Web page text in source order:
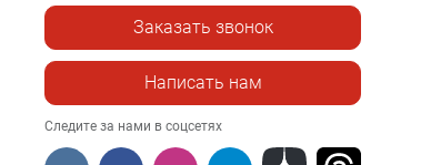
Заказать звонок
Написать нам
Следите за нами в соцсетях